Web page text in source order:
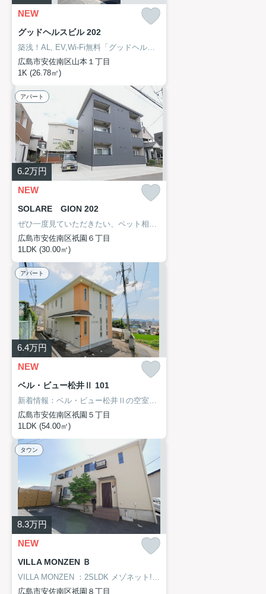
NEW
グッドヘルスビル 202
築浅！AL, EV,Wi-Fi無料「グッドヘルスビル」♪家から195mのところには西山皮ふ科アレルギー科があります♪ゴミ出しを楽にするために、遠くまで行かずに済むゴミ置き場を共用部に付けています♪さくらホームはお客様のよりよい住まい探しのお手伝いをいたします♪個々のこだわりやご要望はスタッフまでお気軽にお申し付けください♪
広島市安佐南区山本１丁目
1K (26.78㎡)
アパート
6.2万円
NEW
SOLARE GION 202
ぜひ一度見ていただきたい、ペット相談可！「SOLARE GION」です♪築1年!!対面システムキッチン 浴室乾燥機 防犯カメラ 宅配BOX イオンモール広島祇園まで徒歩3分と気軽に行けるのがポイント♪収納はクロゼット・玄関収納などが備え付けられているので、衣類や日用品の収納に重宝します♪そろそろ引っ越しをしたいとお考えの方、さくらホームで、新しい住まいを探してみませんか♪
広島市安佐南区祇園６丁目
1LDK (30.00㎡)
アパート
6.4万円
NEW
ベル・ビュー松井Ⅱ 101
新着情報：ベル・ビュー松井Ⅱの空室情報ならコチラ！BS用の環境は整っているため、BS加入後すぐに視聴できます！兄弟で暮らすかたにもオススメの物件で、快適な1LDKです！設備も充実していて住みやすい、魅力が詰まったアパートです！こちら可部線下祇園近くに立地する賃貸住宅でなら、きっとあなたの希望しているライフスタイルを叶えることができるでしょう！
広島市安佐南区祇園５丁目
1LDK (54.00㎡)
タウン
8.3万円
NEW
VILLA MONZEN Ｂ
VILLA MONZEN ：2SLDK メゾネット!!駐車場1台付！可部線下祇園駅にも近くて便利！可部線下祇園駅周辺への引っ越しをお考えなら「VILLA MONZEN 」！室内設備は浴室乾燥機・洗面所独立などが揃っており、とても充実しています！ココ可部線下祇園近辺にて、新着情報をお求めの方、082-871-9008からさくらホームまでご連絡を！良い情報が満載です！
広島市安佐南区祇園８丁目